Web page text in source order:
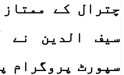
چترال کے
سیف الدین نے
سپورٹ پروگرام